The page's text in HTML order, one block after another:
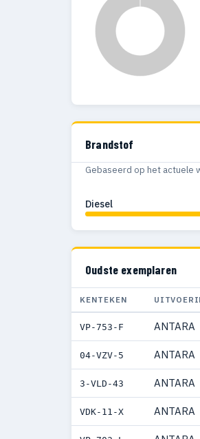
Brandstof
Gebaseerd op het actuele
Diesel
Oudste exemplaren
KENTEKEN
VP-753-F ANTARA
04-VZV-5 ANTARA
3-VLD-43 ANTARA
VDK-11-X ANTARA